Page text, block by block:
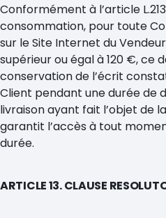
Conformément à l’article
consommation, pour toute
sur le Site Internet du
supérieur ou égal à 120 €, ce
conservation de l’écrit
Client pendant une durée de
livraison ayant fait l’objet de
garantit l’accès à tout
durée.
ARTICLE 13. CLAUSE